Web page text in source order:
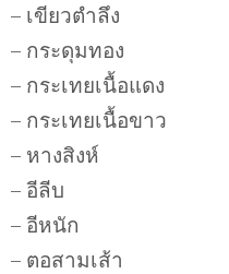
– เขียวตำลึง
– กระดุมทอง
– กระเทยเนื้อแดง
– กระเทยเนื้อขาว
– หางสิงห์
– อีลีบ
– อีหนัก
– ตอสามเส้า